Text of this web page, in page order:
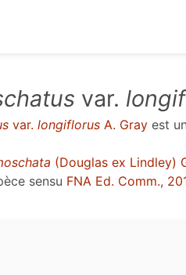
var.
var. longiflorus A. Gray est
(Douglas ex Lindley)
sensu FNA Ed. Comm.,